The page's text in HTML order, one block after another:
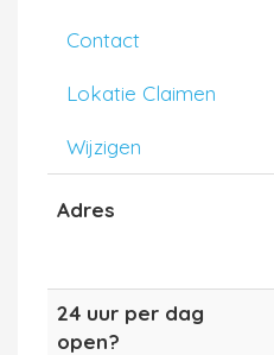
Contact
Lokatie Claimen
Wijzigen
Adres
24 uur per dag
open?